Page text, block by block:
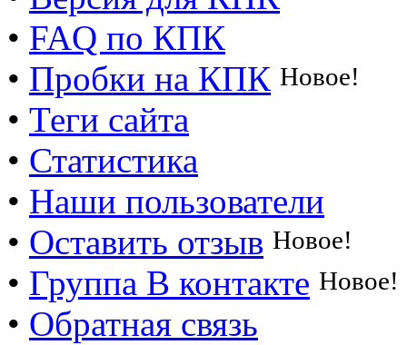
• FAQ по КПК
• Пробки на КПК Новое!
• Теги сайта
• Статистика
• Наши пользователи
• Оставить отзыв Новое!
• Группа В контакте Новое!
• Обратная связь